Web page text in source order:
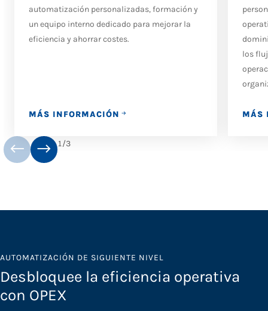
automatización personalizadas, formación y
un equipo interno dedicado para mejorar la
eficiencia y ahorrar costes.
MÁS INFORMACIÓN
los
MÁS
1/3
AUTOMATIZACIÓN DE SIGUIENTE NIVEL
Desbloquee la eficiencia operativa
con OPEX